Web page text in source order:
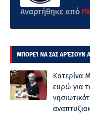
Αναρτήθηκε από
ΜΠΟΡΕΊ ΝΑ ΣΑΣ ΑΡΈΣΟΥΝ
Κατερίνα
ευρώ για